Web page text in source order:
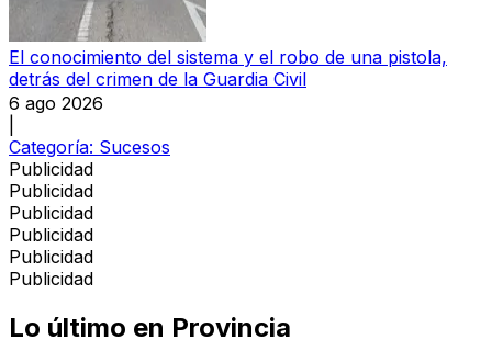
El conocimiento del sistema y el robo de una pistola,
detrás del crimen de la Guardia Civil
6 ago 2026
Categoría: Sucesos
Publicidad
Publicidad
Publicidad
Publicidad
Publicidad
Publicidad
Lo último en Provincia